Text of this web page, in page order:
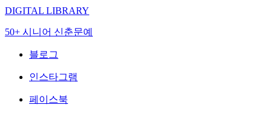
DIGITAL LIBRARY
50+ 시니어 신춘문예
블로그
인스타그램
페이스북